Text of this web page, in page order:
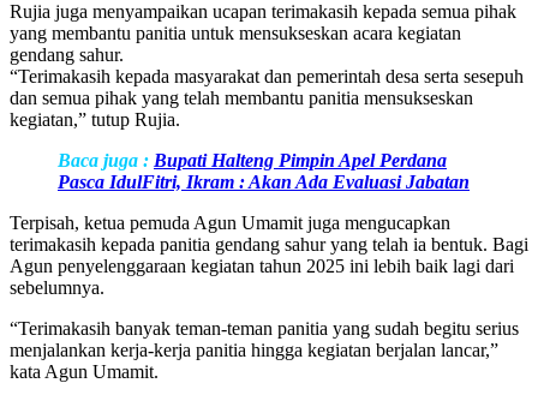
Rujia juga menyampaikan ucapan terimakasih kepada semua pihak
yang membantu panitia untuk mensukseskan acara kegiatan
gendang sahur.
“Terimakasih kepada masyarakat dan pemerintah desa serta sesepuh
dan semua pihak yang telah membantu panitia mensukseskan
kegiatan,” tutup Rujia.
Baca juga : Bupati Halteng Pimpin Apel Perdana
Pasca IdulFitri, Ikram : Akan Ada Evaluasi Jabatan
Terpisah, ketua pemuda Agun Umamit juga mengucapkan
terimakasih kepada panitia gendang sahur yang telah ia bentuk. Bagi
Agun penyelenggaraan kegiatan tahun 2025 ini lebih baik lagi dari
sebelumnya.
“Terimakasih banyak teman-teman panitia yang sudah begitu serius
menjalankan kerja-kerja panitia hingga kegiatan berjalan lancar,”
kata Agun Umamit.